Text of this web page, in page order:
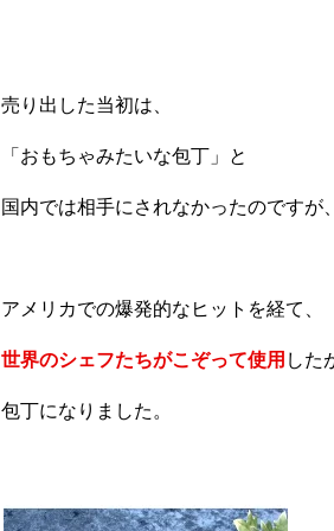
売り出した当初は、
「おもちゃみたいな包丁」と
国内では相手にされなかったのですが
アメリカでの爆発的なヒットを経て、
世界のシェフたちがこぞって使用 した
包丁になりました。